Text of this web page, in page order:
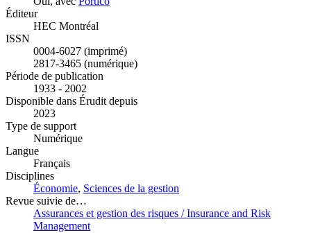
Éditeur
HEC Montréal
ISSN
0004-6027 (imprimé)
2817-3465 (numérique)
Période de publication
1933 - 2002
Disponible dans Érudit depuis
2023
Type de support
Numérique
Langue
Français
Disciplines
Économie, Sciences de la gestion
Revue suivie de…
Assurances et gestion des risques / Insurance and Risk
Management